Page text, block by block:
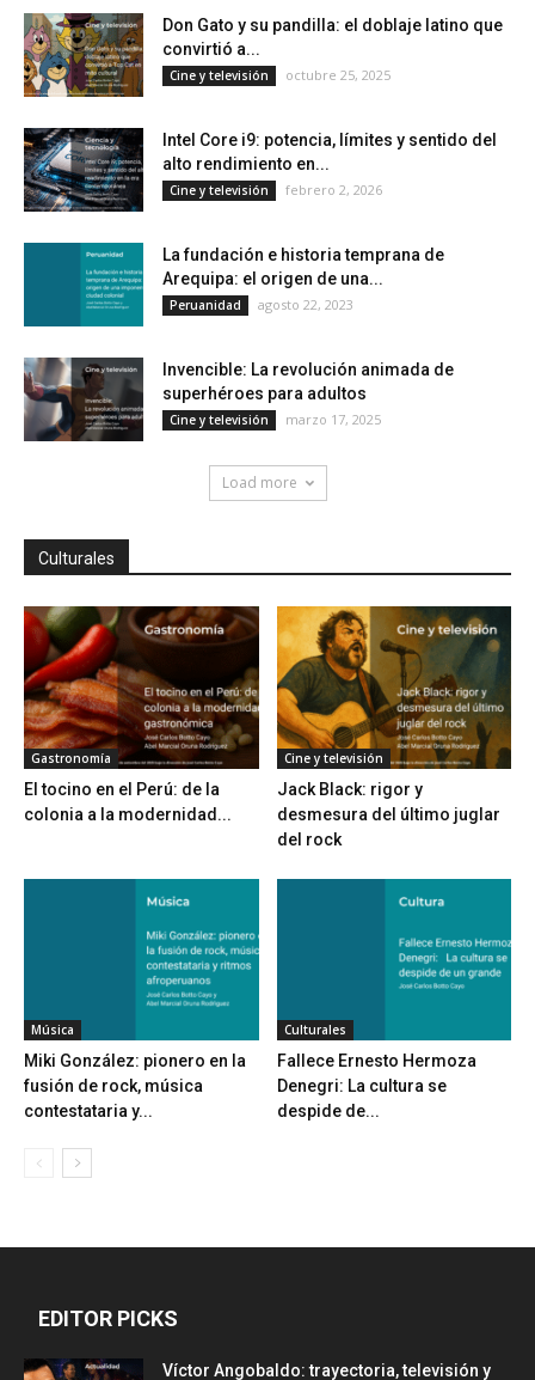
Don Gato y su pandilla: el doblaje latino que
convirtió a...
Cine y televisión octubre 25, 2025
Intel Core i9: potencia, límites y sentido del
alto rendimiento en...
Cine y televisión febrero 2, 2026
La fundación e historia temprana de
Arequipa: el origen de una...
Peruanidad agosto 22, 2023
Invencible: La revolución animada de
superhéroes para adultos
Cine y televisión marzo 17, 2025
Load more
Culturales
Gastronomía
El tocino en el Perú: de la
colonia a la modernidad...
Cine y televisión
Jack Black: rigor y
desmesura del último juglar
del rock
Música
Miki González: pionero en la
fusión de rock, música
contestataria y...
Culturales
Fallece Ernesto Hermoza
Denegri: La cultura se
despide de...
EDITOR PICKS
Víctor Angobaldo: trayectoria, televisión y